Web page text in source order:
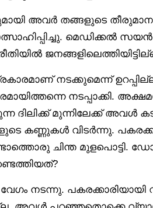
അവർ തങ്ങളുടെ
മെഡിക്കൽ
നടക്കുമെന്ന്
നടപ്പാക്കി.
ദിലിക്ക് മുന്നിലേക്ക് അവൾ
കണ്ണുകൾ വിടർന്നു.
ചിന്ത മുളപൊട്ടി.
വേഗം നടന്നു.